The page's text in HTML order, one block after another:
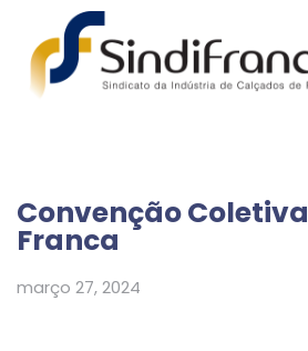
Convenção
Franca
março 27, 2024